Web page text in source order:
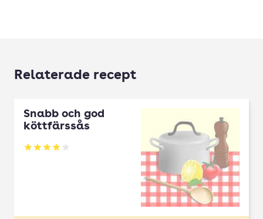
Relaterade recept
Snabb och god
köttfärssås
Betyg: 4 av 5